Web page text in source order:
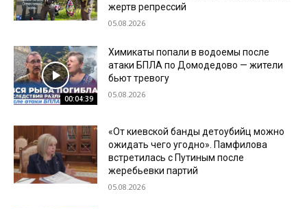
жертв репрессий
05.08.2026
00:04:39
Химикаты попали в водоемы после
атаки БПЛА по Домодедово — жители
бьют тревогу
05.08.2026
«От киевской банды детоубийц можно
ожидать чего угодно». Памфилова
встретилась с Путиным после
жеребьевки партий
05.08.2026